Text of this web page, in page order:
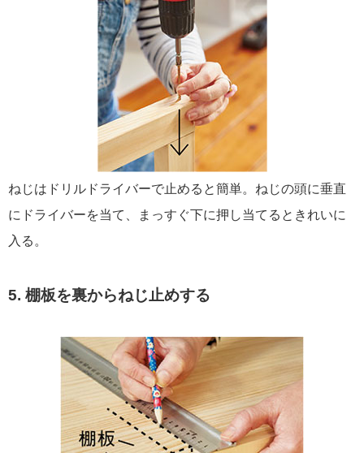
ねじはドリルドライバーで止めると簡単。ねじの頭に垂直
にドライバーを当て、まっすぐ下に押し当てるときれいに
入る。
5. 棚板を裏からねじ止めする